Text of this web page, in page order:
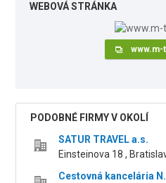
WEBOVÁ STRÁNKA
PODOBNÉ FIRMY V OKOLÍ
SATUR TRAVEL a.s.
Einsteinova 18 ,
Cestovná kancelária